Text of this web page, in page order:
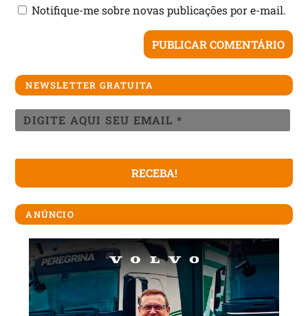
Notifique-me sobre novas publicações por e-mail.
NEWSLETTER GRATUITA
ANÚNCIO